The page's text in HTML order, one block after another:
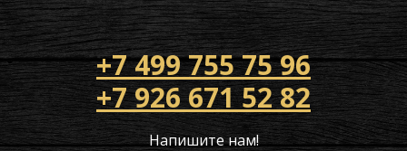
+7 499 755 75 96
+7 926 671 52 82
Напишите нам!